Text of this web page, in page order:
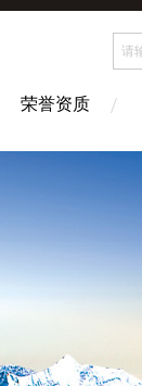
荣誉资质